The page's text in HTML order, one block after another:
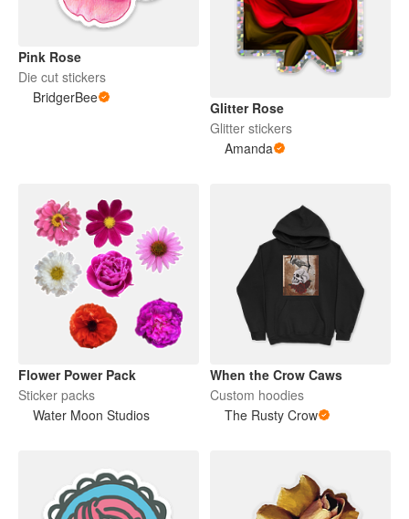
Pink Rose
Die cut stickers
BridgerBee
Glitter Rose
Glitter stickers
Amanda
Flower Power Pack
Sticker packs
Water Moon Studios
When the Crow Caws
Custom hoodies
The Rusty Crow